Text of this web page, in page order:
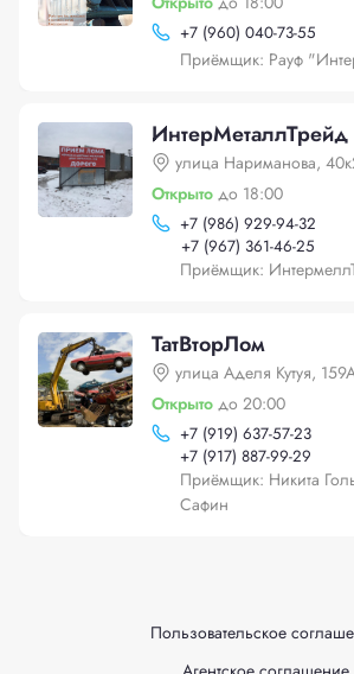
+7 (960) 040-73-55
Приёмщик: Рауф
ИнтерМеталлТрейд
улица Нариманова,
Открыто до 18:00
+7 (986) 929-94-32
+7 (967) 361-46-25
Приёмщик:
ТатВторЛом
улица Аделя Кутуя,
Открыто до 20:00
+7 (919) 637-57-23
+7 (917) 887-99-29
Приёмщик: Никита
Сафин
Пользовательское